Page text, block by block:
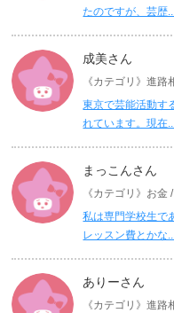
たのですが、芸歴...
成美さん
《カテゴリ》進路
東京で芸能活動す
れています。現在
まっこんさん
《カテゴリ》お金
私は専門学校生で
レッスン費とかな
ありーさん
《カテゴリ》進路